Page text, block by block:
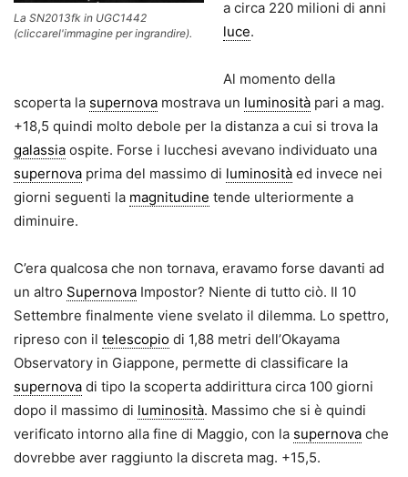
La SN2013fk in UGC1442
(cliccarel'immagine per ingrandire).
a circa 220 milioni di anni
luce.
Al momento della
scoperta la supernova mostrava un luminosità pari a mag.
+18,5 quindi molto debole per la distanza a cui si trova la
galassia ospite. Forse i lucchesi avevano individuato una
supernova prima del massimo di luminosità ed invece nei
giorni seguenti la magnitudine tende ulteriormente a
diminuire.
C’era qualcosa che non tornava, eravamo forse davanti ad
un altro Supernova Impostor? Niente di tutto ciò. Il 10
Settembre finalmente viene svelato il dilemma. Lo spettro,
ripreso con il telescopio di 1,88 metri dell’Okayama
Observatory in Giappone, permette di classificare la
supernova di tipo Ia scoperta addirittura circa 100 giorni
dopo il massimo di luminosità. Massimo che si è quindi
verificato intorno alla fine di Maggio, con la supernova che
dovrebbe aver raggiunto la discreta mag. +15,5.